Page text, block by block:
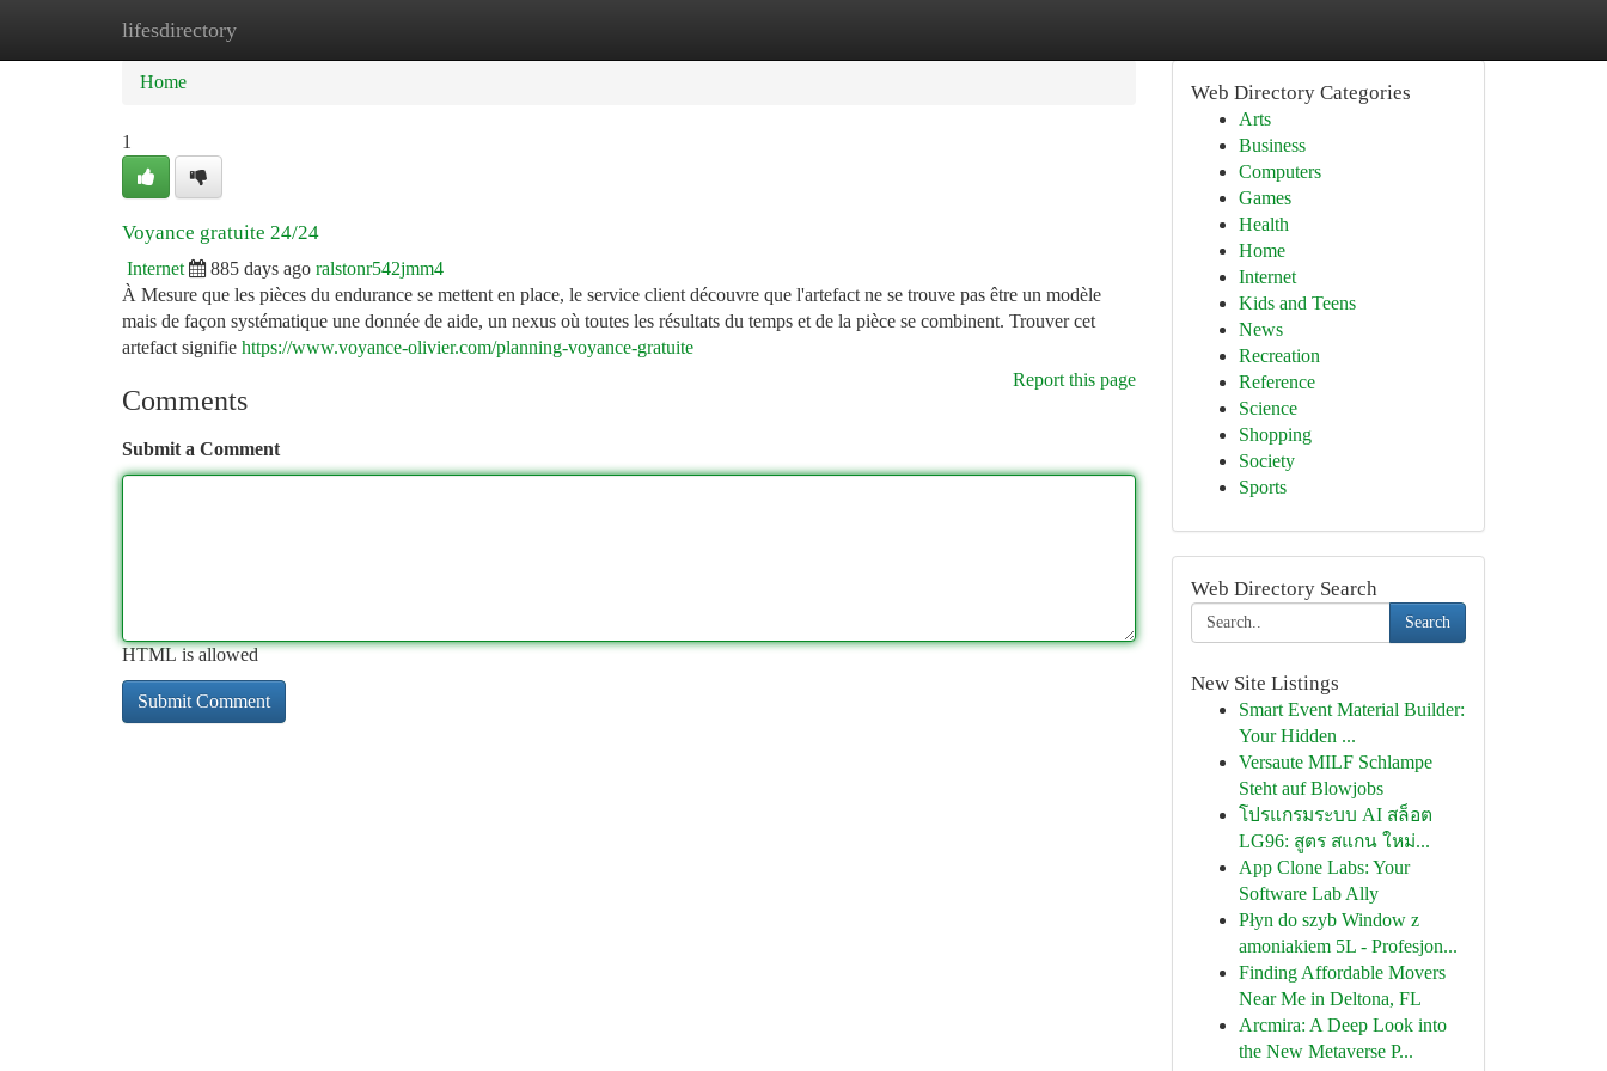
lifesdirectory
Home
Home
1
Voyance gratuite 24/24
Internet 885 days ago ralstonr542jmm4
À Mesure que les pièces du endurance se mettent en place, le service client découvre que l'artefact ne se trouve pas être un modèle
mais de façon systématique une donnée de aide, un nexus où toutes les résultats du temps et de la pièce se combinent. Trouver cet
artefact signifie https://www.voyance-olivier.com/planning-voyance-gratuite
Report this page
Comments
Submit a Comment
HTML is allowed
Web Directory Categories
Arts
Business
Computers
Games
Health
Home
Internet
Kids and Teens
News
Recreation
Reference
Science
Shopping
Society
Sports
Web Directory Search
Search
New Site Listings
Smart Event Material Builder:
Your Hidden ...
Versaute MILF Schlampe
Steht auf Blowjobs
โปรแกรมระบบ AI สล็อต
LG96: สูตร สแกน ใหม่...
App Clone Labs: Your
Software Lab Ally
Płyn do szyb Window z
amoniakiem 5L - Profesjon...
Finding Affordable Movers
Near Me in Deltona, FL
Arcmira: A Deep Look into
the New Metaverse P...